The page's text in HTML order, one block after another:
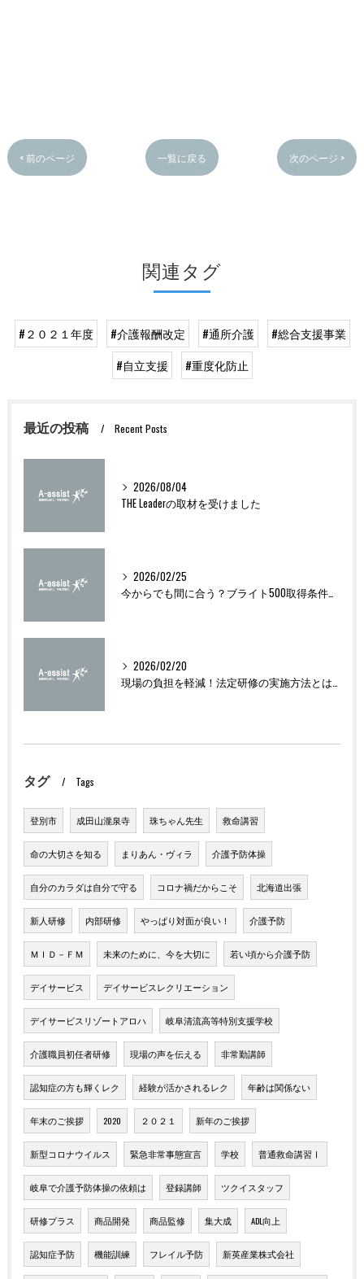
< 前のページ 一覧に戻る 次のページ >
関連タグ
#２０２１年度 #介護報酬改定 #通所介護
#総合支援事業
#自立支援
#重度化防止
最近の投稿 Recent Posts
2026/08/04
THE Leaderの取材を受けました
2026/02/25
今からでも間に合う？ブライト500取得条件をわかりやすく解説
2026/02/20
現場の負担を軽減！法定研修の実施方法とは？
タグ Tags
登別市 成田山瀧泉寺 珠ちゃん先生 救命講習
命の大切さを知る まりあん・ヴィラ 介護予防体操
自分のカラダは自分で守る コロナ禍だからこそ 北海道出張
新人研修 内部研修 やっぱり対面が良い！ 介護予防
ＭＩＤ－ＦＭ 未来のために、今を大切に 若い頃から介護予防
デイサービス デイサービスレクリエーション
デイサービスリゾートアロハ 岐阜清流高等特別支援学校
介護職員初任者研修 現場の声を伝える 非常勤講師
認知症の方も輝くレク 経験が活かされるレク 年齢は関係ない
年末のご挨拶 2020 ２０２１ 新年のご挨拶
新型コロナウイルス 緊急非常事態宣言 学校 普通救命講習Ⅰ
岐阜で介護予防体操の依頼は 登録講師 ツクイスタッフ
研修プラス 商品開発 商品監修 集大成 ADL向上
認知症予防 機能訓練 フレイル予防 新英産業株式会社